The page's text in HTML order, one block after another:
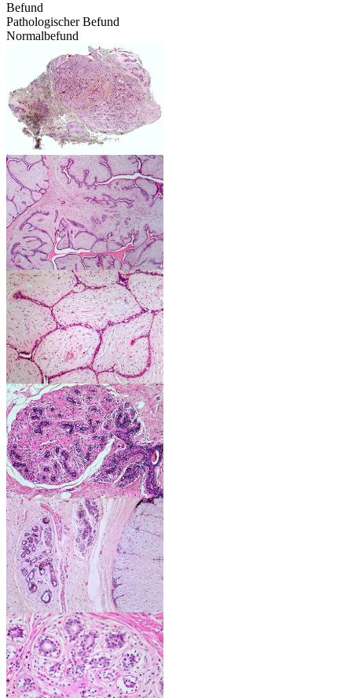
Befund
Pathologischer Befund
Normalbefund